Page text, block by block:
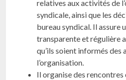
relatives aux activités de
syndicale, ainsi que les
bureau syndical. Il assure
transparente et régulière
qu’ils soient informés des
l’organisation.
Il organise des rencontres